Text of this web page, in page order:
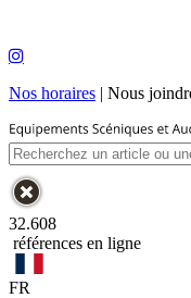
Nos horaires | Nous
32.608
références en ligne
FR